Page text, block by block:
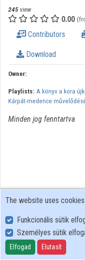
Categories
Organization playlists
245 view
0.00
Contributors
Download
Owner:
Playlists: A könyv a kora
Kárpát-medence
Minden jog fenntartva
User Policy
Adatkezelési tájékoztató (en)
Cookie Policy
The website uses
Funkcionális sütik
Személyes sütik
Elfogad Elutasít